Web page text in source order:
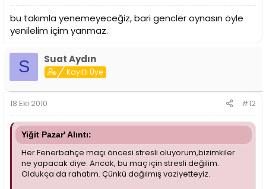
bu takımla yenemeyeceğiz, bari gencler oynasın öyle
yenilelim içim yanmaz.
S Suat Aydın
Kayıtlı Üye
18 Eki 2010 #12
Yiğit Pazar' Alıntı:
Her Fenerbahçe maçı öncesi stresli oluyorum,bizimkiler
ne yapacak diye. Ancak, bu maç için stresli değilim.
Oldukça da rahatım. Çünkü dağılmış vaziyetteyiz.